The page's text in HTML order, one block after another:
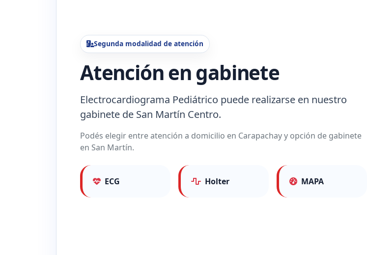
Segunda modalidad de atención
Atención en gabinete
Electrocardiograma Pediátrico puede realizarse en nuestro
gabinete de San Martín Centro.
Podés elegir entre atención a domicilio en Carapachay y opción de gabinete
en San Martín.
ECG Holter MAPA